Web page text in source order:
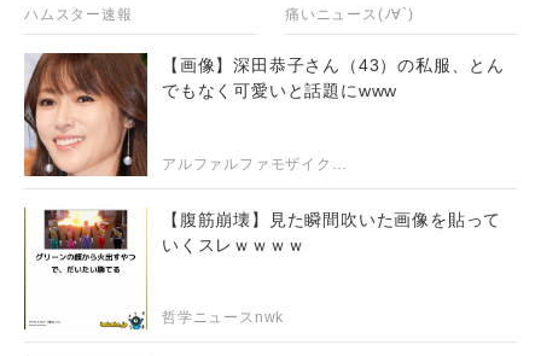
ハムスター速報 痛いニュース(ﾉ∀`)
【画像】深田恭子さん（43）の私服、とん
でもなく可愛いと話題にwww
【腹筋崩壊】見た瞬間吹いた画像を貼って
いくスレｗｗｗｗ
哲学ニュースnwk